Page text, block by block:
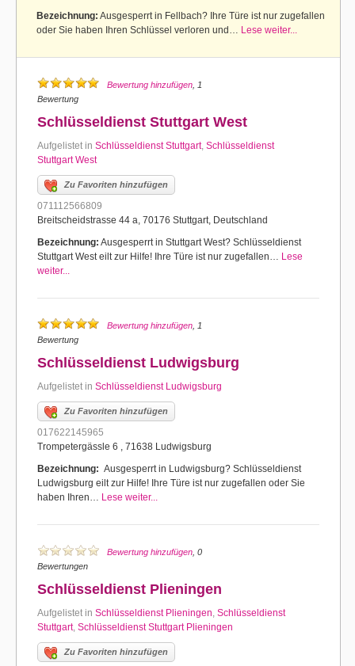
Bezeichnung: Ausgesperrt in Fellbach? Ihre Türe ist nur zugefallen
oder Sie haben Ihren Schlüssel verloren und… Lese weiter...
Bewertung hinzufügen , 1
Bewertung
Schlüsseldienst Stuttgart West
Aufgelistet in Schlüsseldienst Stuttgart, Schlüsseldienst
Stuttgart West
Zu Favoriten hinzufügen
071112566809
Breitscheidstrasse 44 a, 70176 Stuttgart, Deutschland
Bezeichnung: Ausgesperrt in Stuttgart West? Schlüsseldienst
Stuttgart West eilt zur Hilfe! Ihre Türe ist nur zugefallen… Lese
weiter...
Bewertung hinzufügen , 1
Bewertung
Schlüsseldienst Ludwigsburg
Aufgelistet in Schlüsseldienst Ludwigsburg
Zu Favoriten hinzufügen
017622145965
Trompetergässle 6 , 71638 Ludwigsburg
Bezeichnung: Ausgesperrt in Ludwigsburg? Schlüsseldienst
Ludwigsburg eilt zur Hilfe! Ihre Türe ist nur zugefallen oder Sie
haben Ihren… Lese weiter...
Bewertung hinzufügen , 0
Bewertungen
Schlüsseldienst Plieningen
Aufgelistet in Schlüsseldienst Plieningen, Schlüsseldienst
Stuttgart, Schlüsseldienst Stuttgart Plieningen
Zu Favoriten hinzufügen